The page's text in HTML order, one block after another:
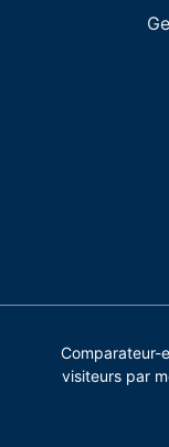
Comparateur-
visiteurs par